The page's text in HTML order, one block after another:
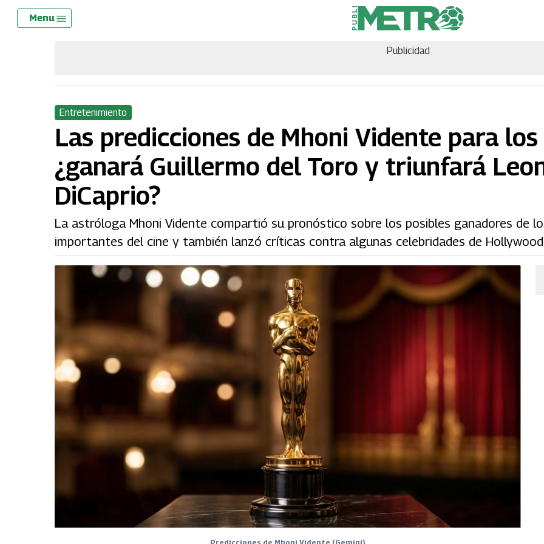
Skip
Menu
Publicidad
Entretenimiento
Las predicciones de Mhoni Vidente para los
¿ganará Guillermo del Toro y triunfará
DiCaprio?
La astróloga Mhoni Vidente compartió su pronóstico sobre los posibles ganadores de
importantes del cine y también lanzó críticas contra algunas celebridades de Hollywood
Menu